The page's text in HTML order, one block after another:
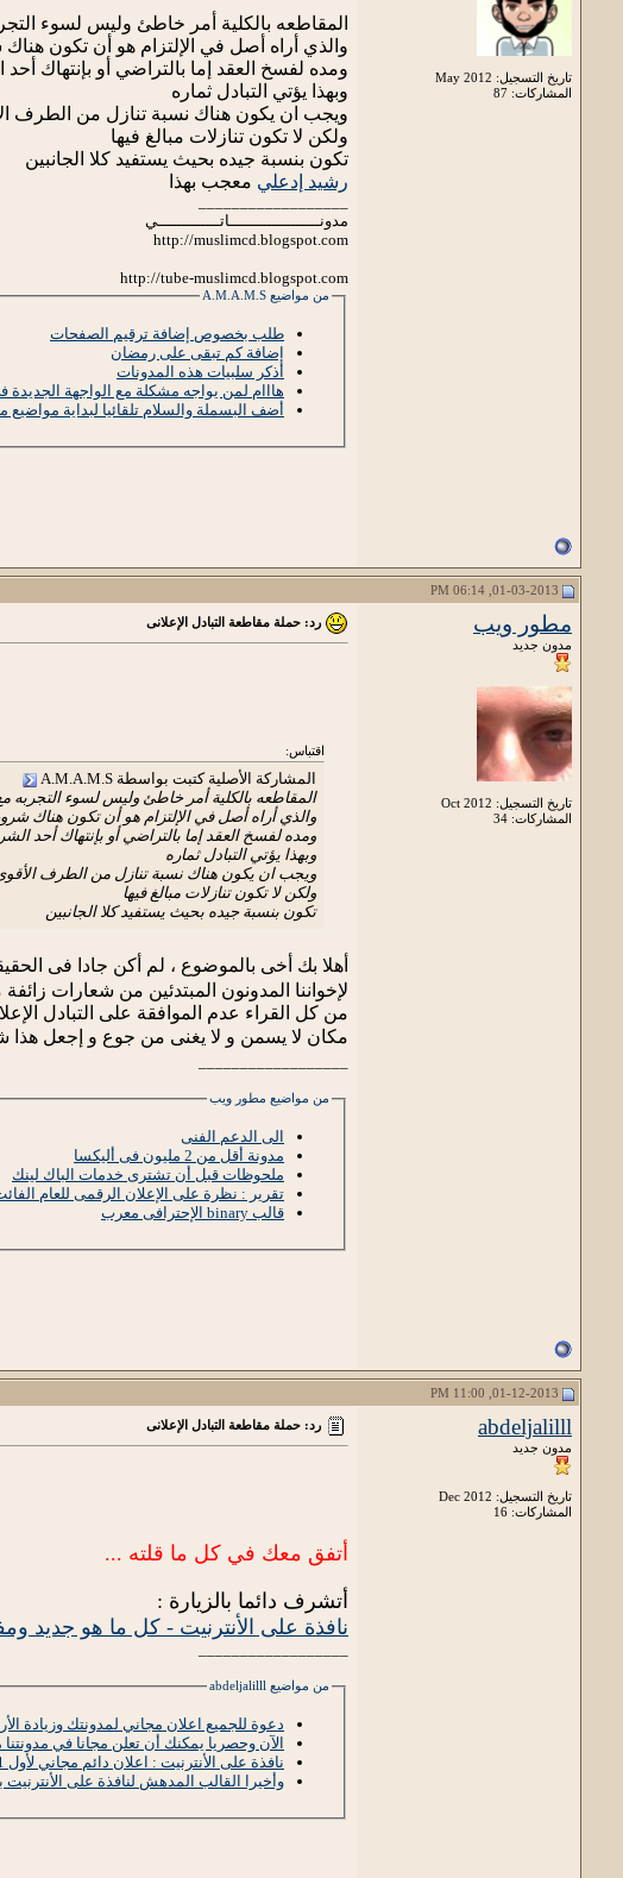
تاريخ التسجيل: May 2012
المشاركات: 87
المقاطعه بالكلية أمر خاطئ وليس لسوء
والذي أراه أصل في الإلتزام هو أن تكون
ومده لفسخ العقد إما بالتراضي أو بإنتهاك
وبهذا يؤتي التبادل ثماره
ويجب ان يكون هناك نسبة تنازل من الطرف
ولكن لا تكون تنازلات مبالغ فيها
تكون بنسبة جيده بحيث يستفيد كلا الجانبين
رشيد إدعلي معجب بهذا
مدونـــــــــــــــــــاتـــــــــــــي
http://muslimcd.blogspot.com
http://tube-muslimcd.blogspot.com
من مواضيع A.M.A.M.S
طلب بخصوص إضافة ترقيم الصفحات
إضافة كم تبقى على رمضان
أذكر سلبيات هذه المدونات
هااام لمن يواجه مشكلة مع الواجهة الجديدة
أضف البسملة والسلام تلقائيا لبداية
مطور ويب
مدون جديد
تاريخ التسجيل: Oct 2012
المشاركات: 34
رد: حملة مقاطعة التبادل الإعلانى
اقتباس:
المشاركة الأصلية كتبت بواسطة A.M.A.M.S
المقاطعه بالكلية أمر خاطئ وليس لسوء التجربه
والذي أراه أصل في الإلتزام هو أن تكون هناك
ومده لفسخ العقد إما بالتراضي أو بإنتهاك أحد
وبهذا يؤتي التبادل ثماره
ويجب ان يكون هناك نسبة تنازل من الطرف
ولكن لا تكون تنازلات مبالغ فيها
تكون بنسبة جيده بحيث يستفيد كلا الجانبين
أهلا بك أخى بالموضوع ، لم أكن جادا فى
لإخواننا المدونون المبتدئين من شعارات
مكان لا يسمن و لا يغنى من جوع و إجعل هذا
من مواضيع مطور ويب
الى الدعم الفنى
مدونة أقل من 2 مليون فى أليكسا
ملحوظات قبل أن تشترى خدمات الباك لينك
تقرير : نظرة على الإعلان الرقمى للعام
قالب binary الإحترافى معرب
abdeljalilll
مدون جديد
تاريخ التسجيل: Dec 2012
المشاركات: 16
رد: حملة مقاطعة التبادل الإعلانى
أتفق معك في كل ما قلته ...
أتشرف دائما بالزيارة :
نافذة على الأنترنيت - كل ما هو جديد
من مواضيع abdeljalilll
دعوة للجميع اعلان مجاني لمدونتك وزيادة
الآن وحصريا يمكنك أن تعلن مجانا في
نافذة على الأنترنيت : اعلان دائم مجاني لأول 11 مدونة
وأخيرا القالب المدهش لنافذة على الأنترنيت